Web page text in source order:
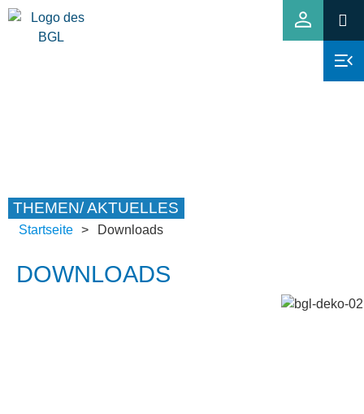
THEMEN/ AKTUELLES
Startseite > Downloads
DOWNLOADS